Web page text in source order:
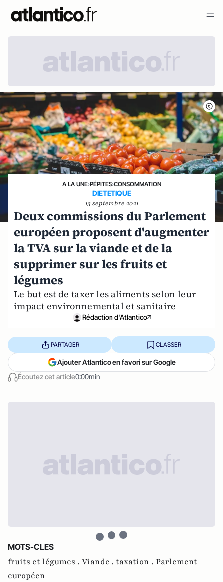
A LA UNE›PÉPITES›CONSOMMATION
DIETETIQUE
13 septembre 2021
Deux commissions du Parlement
européen proposent d'augmenter
la TVA sur la viande et de la
supprimer sur les fruits et
légumes
Le but est de taxer les aliments selon leur
impact environnemental et sanitaire
Rédaction d'Atlantico
Écoutez cet article0:00min
PARTAGER CLASSER
Ajouter Atlantico en favori sur Google
MOTS-CLES
fruits et légumes , Viande , taxation , Parlement
européen